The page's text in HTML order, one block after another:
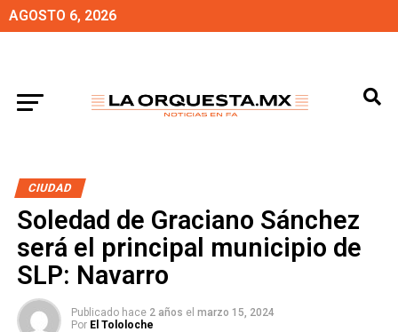
AGOSTO 6, 2026
CIUDAD
Soledad de Graciano Sánchez
será el principal municipio de
SLP: Navarro
Publicado hace 2 años el marzo 15, 2024
Por El Tololoche